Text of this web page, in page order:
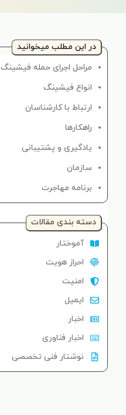
در این مطلب میخوانید
مراحل اجرای حمله فیشینگ
انواع فیشینگ
ارتباط با کارشناسان
راهکارها
یادگیری و پشتیبانی
سازمان
برنامه مهاجرت
دسته‌ بندی مقالات
آموختار
احراز هویت
امنیت
ایمیل
اخبار
اخبار فناوری
نوشتار فنی تخصصی